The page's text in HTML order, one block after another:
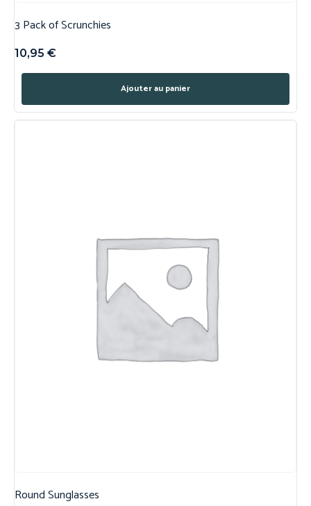
3 Pack of Scrunchies
10,95 €
Ajouter au panier
Round Sunglasses